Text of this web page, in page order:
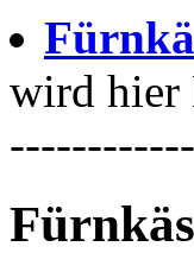
wird hier